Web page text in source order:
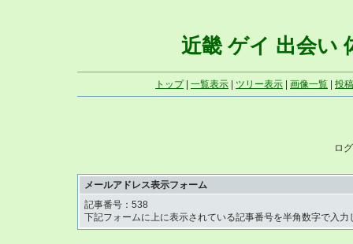
近畿 ゲイ 出会い
トップ| 一覧表示 ツリー表示 画像一覧 投
ロ
メールアドレス表示フォーム
記事番号：538
下記フォームに上に表示されている記事番号を半角数字で入力